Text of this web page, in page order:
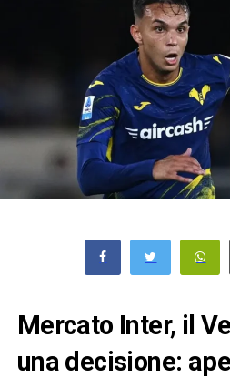
Mercato Inter, il
una decisione: